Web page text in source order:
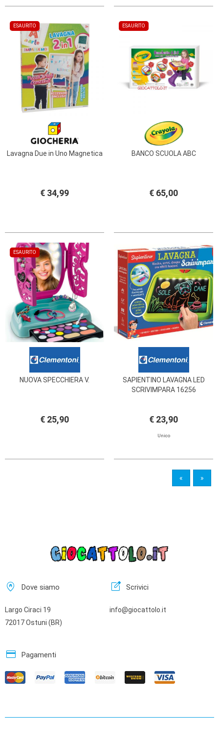
ESAURITO
Lavagna Due in Uno Magnetica
€ 34,99
ESAURITO
BANCO SCUOLA ABC
€ 65,00
ESAURITO
NUOVA SPECCHIERA V.
€ 25,90
SAPIENTINO LAVAGNA LED
SCRIVIMPARA 16256
€ 23,90
Unico
« »
home_pin Dove siamo
Largo Ciraci 19
72017 Ostuni (BR)
edit_square Scrivici
info@giocattolo.it
credit_card Pagamenti